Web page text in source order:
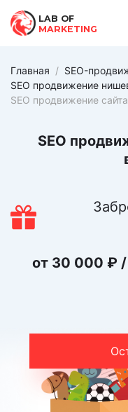
LAB OF
MARKETING
Главная / SEO-
SEO продвижение
SEO продвижение
SEO
от 30 000 ₽